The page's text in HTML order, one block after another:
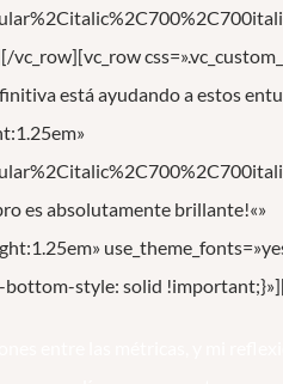
está ayudando a estos
es absolutamente brillante!«»
style: solid